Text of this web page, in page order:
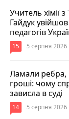
Учитель хімії
Гайдук
педагогів
15 5 серпня 2026
Ламали ребра,
гроші: чому
зависла в суді
14 5 серпня 2026